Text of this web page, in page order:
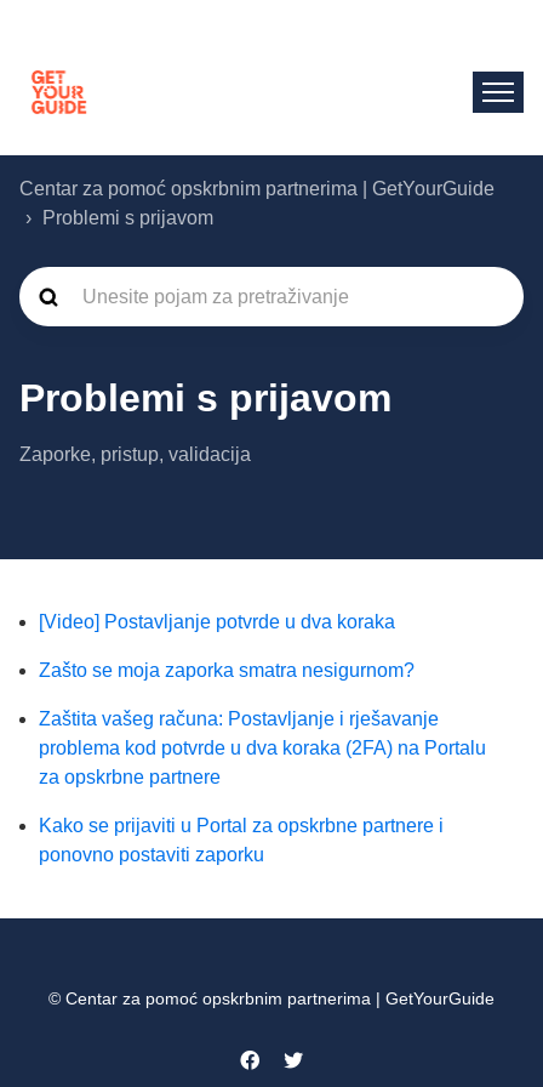
Centar za pomoć opskrbnim partnerima | GetYourGuide
Problemi s prijavom
Problemi s prijavom
Zaporke, pristup, validacija
[Video] Postavljanje potvrde u dva koraka
Zašto se moja zaporka smatra nesigurnom?
Zaštita vašeg računa: Postavljanje i rješavanje
problema kod potvrde u dva koraka (2FA) na Portalu
za opskrbne partnere
Kako se prijaviti u Portal za opskrbne partnere i
ponovno postaviti zaporku
© Centar za pomoć opskrbnim partnerima | GetYourGuide
Facebook
Twitter